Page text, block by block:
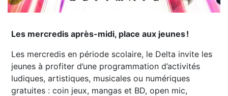
Les mercredis après-midi, place aux jeunes !
Les mercredis en période scolaire, le Delta invite les
jeunes à profiter d’une programmation d’activités
ludiques, artistiques, musicales ou numériques
gratuites : coin jeux, mangas et BD, open mic,